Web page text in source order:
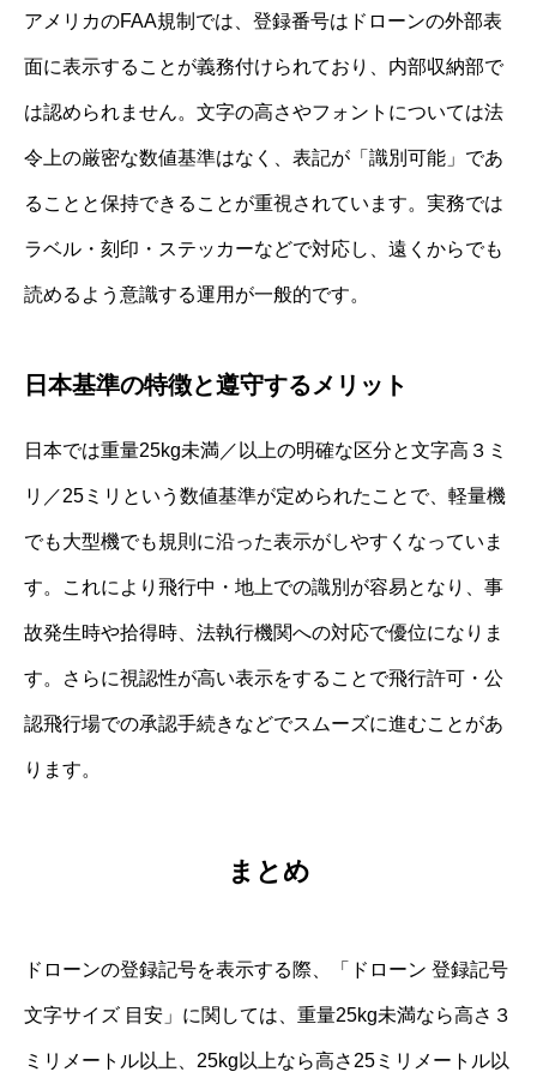
アメリカのFAA規制では、登録番号はドローンの外部表
面に表示することが義務付けられており、内部収納部で
は認められません。文字の高さやフォントについては法
令上の厳密な数値基準はなく、表記が「識別可能」であ
ることと保持できることが重視されています。実務では
ラベル・刻印・ステッカーなどで対応し、遠くからでも
読めるよう意識する運用が一般的です。
日本基準の特徴と遵守するメリット
日本では重量25kg未満／以上の明確な区分と文字高３ミ
リ／25ミリという数値基準が定められたことで、軽量機
でも大型機でも規則に沿った表示がしやすくなっていま
す。これにより飛行中・地上での識別が容易となり、事
故発生時や拾得時、法執行機関への対応で優位になりま
す。さらに視認性が高い表示をすることで飛行許可・公
認飛行場での承認手続きなどでスムーズに進むことがあ
ります。
まとめ
ドローンの登録記号を表示する際、「ドローン 登録記号
文字サイズ 目安」に関しては、重量25kg未満なら高さ３
ミリメートル以上、25kg以上なら高さ25ミリメートル以